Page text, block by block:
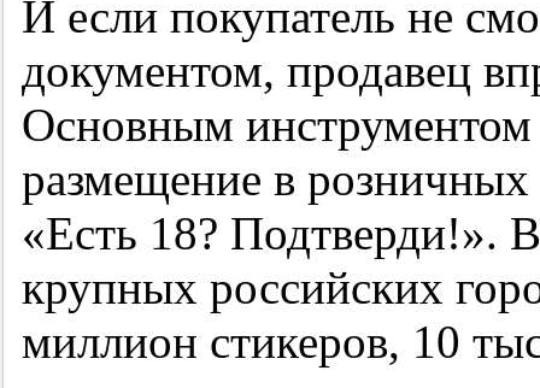
И если покупатель не
документом, продавец
Основным инструментом
размещение в розничных
«Есть 18? Подтверди!».
крупных российских
миллион стикеров, 10